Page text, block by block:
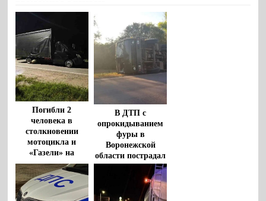
Погибли 2
человека в
столкновении
мотоцикла и
«Газели» на
воронежской
трассе
В ДТП с
опрокидыванием
фуры в
Воронежской
области пострадал
водитель